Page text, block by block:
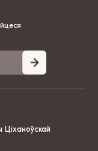
Ціханоўскай